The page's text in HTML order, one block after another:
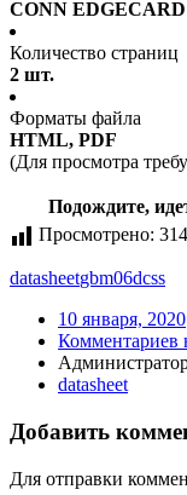
CONN EDGECARD
Количество страниц
2 шт.
Форматы файла
HTML, PDF
(Для просмотра
Подождите,
Просмотрено: 314
datasheetgbm06dcss
10 января, 2020
Комментариев
datasheet
Добавить
Для отправки